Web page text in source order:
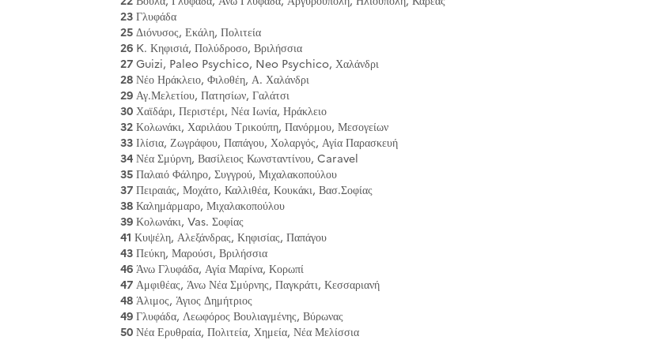
23 Γλυφάδα
25 Διόνυσος, Εκάλη, Πολιτεία
26 K. Κηφισιά, Πολύδροσο, Βριλήσσια
27 Guizi, Paleo Psychico, Neo Psychico, Χαλάνδρι
28 Νέο Ηράκλειο, Φιλοθέη, Α. Χαλάνδρι
29 Αγ.Μελετίου, Πατησίων, Γαλάτσι
30 Χαϊδάρι, Περιστέρι, Νέα Ιωνία, Ηράκλειο
32 Κολωνάκι, Χαριλάου Τρικούπη, Πανόρμου, Μεσογείων
33 Ιλίσια, Ζωγράφου, Παπάγου, Χολαργός, Αγία Παρασκευή
34 Νέα Σμύρνη, Βασίλειος Κωνσταντίνου, Caravel
35 Παλαιό Φάληρο, Συγγρού, Μιχαλακοπούλου
37 Πειραιάς, Μοχάτο, Καλλιθέα, Κουκάκι, Βασ.Σοφίας
38 Καλημάρμαρο, Μιχαλακοπούλου
39 Κολωνάκι, Vas. Σοφίας
41 Κυψέλη, Αλεξάνδρας, Κηφισίας, Παπάγου
43 Πεύκη, Μαρούσι, Βριλήσσια
46 Άνω Γλυφάδα, Αγία Μαρίνα, Κορωπί
47 Αμφιθέας, Άνω Νέα Σμύρνης, Παγκράτι, Κεσσαριανή
48 Άλιμος, Άγιος Δημήτριος
49 Γλυφάδα, Λεωφόρος Βουλιαγμένης, Βύρωνας
50 Νέα Ερυθραία, Πολιτεία, Χημεία, Νέα Μελίσσια